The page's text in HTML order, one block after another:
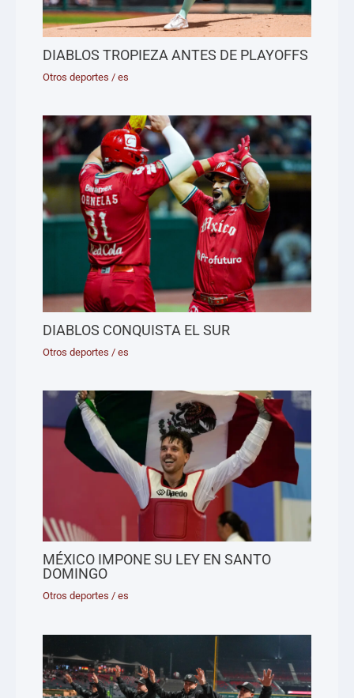
DIABLOS TROPIEZA ANTES DE PLAYOFFS
Otros deportes /es
DIABLOS CONQUISTA EL SUR
Otros deportes /es
MÉXICO IMPONE SU LEY EN SANTO
DOMINGO
Otros deportes /es